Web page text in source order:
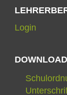
Login